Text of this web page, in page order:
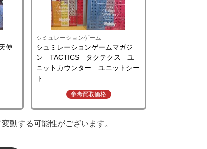
使
シミュレーションゲーム
シュミレーションゲームマガジ
ン TACTICS タクテクス ユ
ニットカウンター ユニットシー
ト
参考買取価格
動する可能性がございます。